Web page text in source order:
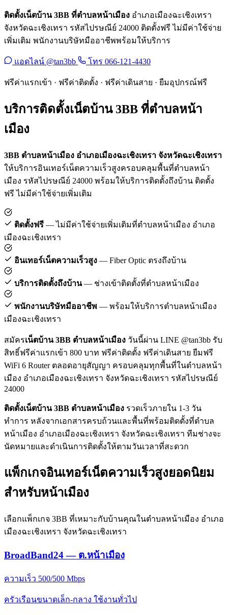
ติดตั้งเน็ตบ้าน 3BB ที่ตำบลหน้าเมือง อำเภอเมืองฉะเชิงเทรา
จังหวัดฉะเชิงเทรา รหัสไปรษณีย์ 24000 ติดตั้งฟรี ไม่มีค่าใช้จ่าย
เพิ่มเติม พนักงานบริษัทมืออาชีพพร้อมให้บริการ
แอดไลน์ @tan3bb โทร 066-121-4430
ฟรีค่าแรกเข้า · ฟรีค่าติดตั้ง · ฟรีค่าเดินสาย · ยืมอุปกรณ์ฟรี
บริการติดตั้งเน็ตบ้าน 3BB ที่ตำบลหน้า
เมือง
3BB ตำบลหน้าเมือง อำเภอเมืองฉะเชิงเทรา จังหวัดฉะเชิงเทรา
ให้บริการอินเทอร์เน็ตความเร็วสูงครอบคลุมพื้นที่ตำบลหน้า
เมือง รหัสไปรษณีย์ 24000 พร้อมให้บริการติดตั้งถึงบ้าน ติดตั้ง
ฟรี ไม่มีค่าใช้จ่ายเพิ่มเติม
ติดตั้งฟรี — ไม่มีค่าใช้จ่ายเพิ่มเติมที่ตำบลหน้าเมือง อำเภอ
เมืองฉะเชิงเทรา
อินเทอร์เน็ตความเร็วสูง — Fiber Optic ตรงถึงบ้าน
บริการติดตั้งถึงบ้าน— ช่างเข้าติดตั้งที่ตำบลหน้าเมือง
พนักงานบริษัทมืออาชีพ — พร้อมให้บริการตำบลหน้าเมือง
เมืองฉะเชิงเทรา
สมัครเน็ตบ้าน 3BB ตำบลหน้าเมือง วันนี้ผ่าน LINE @tan3bb รับ
สิทธิ์ฟรีค่าแรกเข้า 800 บาท ฟรีค่าติดตั้ง ฟรีค่าเดินสาย ยืมฟรี
WiFi 6 Router ตลอดอายุสัญญา ครอบคลุมทุกพื้นที่ในตำบลหน้า
เมือง อำเภอเมืองฉะเชิงเทรา จังหวัดฉะเชิงเทรา รหัสไปรษณีย์
24000
ติดตั้งเน็ตบ้าน 3BB ตำบลหน้าเมือง รวดเร็วภายใน 1-3 วัน
ทำการ หลังจากเอกสารครบถ้วนและพื้นที่พร้อมติดตั้งที่ตำบล
หน้าเมือง อำเภอเมืองฉะเชิงเทรา จังหวัดฉะเชิงเทรา ทีมช่างจะ
นัดหมายและดำเนินการติดตั้งให้ตามวันเวลาที่สะดวก
แพ็กเกจอินเทอร์เน็ตความเร็วสูงยอดนิยม
สำหรับหน้าเมือง
เลือกแพ็กเกจ 3BB ที่เหมาะกับบ้านคุณในตำบลหน้าเมือง อำเภอ
เมืองฉะเชิงเทรา จังหวัดฉะเชิงเทรา
BroadBand24 — ต.หน้าเมือง
ความเร็ว 500/500 Mbps
ครัวเรือนขนาดเล็ก-กลาง ใช้งานทั่วไป